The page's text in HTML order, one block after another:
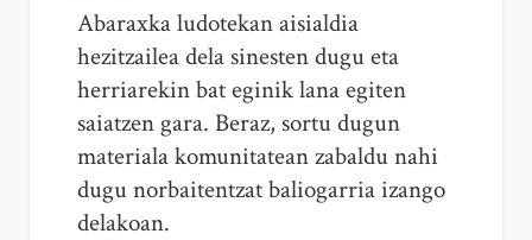
Abaraxka ludotekan aisialdia
hezitzailea dela sinesten dugu eta
herriarekin bat eginik lana egiten
saiatzen gara. Beraz, sortu dugun
materiala komunitatean zabaldu nahi
dugu norbaitentzat baliogarria izango
delakoan.